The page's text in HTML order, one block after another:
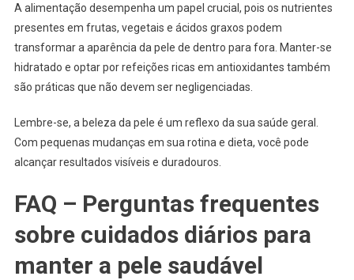
A alimentação desempenha um papel crucial, pois os nutrientes
presentes em frutas, vegetais e ácidos graxos podem
transformar a aparência da pele de dentro para fora. Manter-se
hidratado e optar por refeições ricas em antioxidantes também
são práticas que não devem ser negligenciadas.
Lembre-se, a beleza da pele é um reflexo da sua saúde geral.
Com pequenas mudanças em sua rotina e dieta, você pode
alcançar resultados visíveis e duradouros.
FAQ – Perguntas frequentes
sobre cuidados diários para
manter a pele saudável